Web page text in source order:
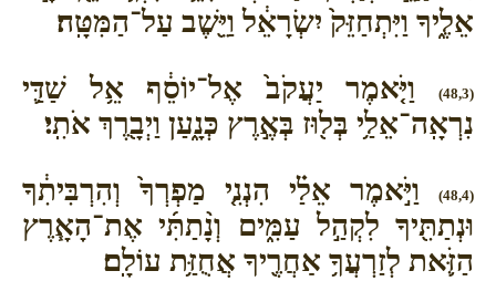
אֵלֶ֑יךָ וַיִּתְחַזֵּק֙ יִשְׂרָאֵ֔ל וַיֵּ֖שֶׁב עַל־הַמִּטָּֽה׃
(48,3)
וַיֹּ֤אמֶר יַעֲקֹב֙ אֶל־יוֹסֵ֔ף אֵ֥ל שַׁדַּ֛י
נִרְאָֽה־אֵלַ֥י בְּל֖וּז בְּאֶ֣רֶץ כְּנָ֑עַן וַיְבָ֖רֶךְ אֹתִֽי׃
(48,4)
וַיֹּ֣אמֶר אֵלַ֗י הִנְנִ֤י מַפְרְךָ֙ וְהִרְבִּיתִ֔ךָ
וּנְתַתִּ֖יךָ לִקְהַ֣ל עַמִּ֑ים וְנָ֨תַתִּ֜י אֶת־הָאָ֧רֶץ
הַזֹּ֛את לְזַרְעֲךָ֥ אַחֲרֶ֖יךָ אֲחֻזַּ֥ת עוֹלָֽם׃